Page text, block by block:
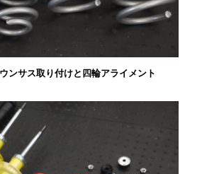
ンサス取り付けと四輪アライメント